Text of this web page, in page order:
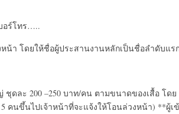
ร์โทร…..
น้า โดยให้ชื่อผู้ประสานงานหลักเป็นชื่อลำดับแร
ดละ 200 –250 บาท/คน ตามขนาดของเสื้อ โดย
คนขึ้นไปเจ้าหน้าที่จะแจ้งให้โอนล่วงหน้า) **ผู้เ